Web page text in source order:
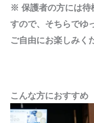
※ 保護者の方には待
すので、そちらでゆ
ご自由にお楽しみく
こんな方におすすめ